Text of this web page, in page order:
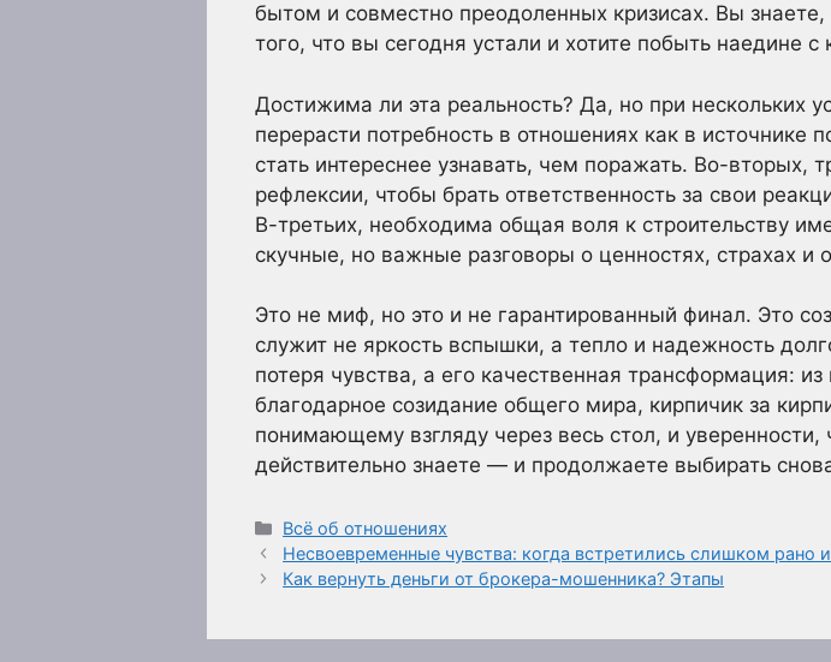
бытом и совместно преодоленных кризисах. Вы знаете,
того, что вы сегодня устали и хотите побыть наедине с
Достижима ли эта реальность? Да, но при нескольких
перерасти потребность в отношениях как в
стать интереснее узнавать, чем поражать. Во-вторых,
рефлексии, чтобы брать ответственность за свои
В-третьих, необходима общая воля к строительству
скучные, но важные разговоры о ценностях, страхах и
Это не миф, но это и не гарантированный финал. Это
служит не яркость вспышки, а тепло и надежность
потеря чувства, а его качественная трансформация:
благодарное созидание общего мира, кирпичик за
понимающему взгляду через весь стол, и
действительно знаете — и продолжаете выбирать
Рубрики
Всё об отношениях
Несвоевременные чувства: когда встретились слишком рано
Как вернуть деньги от брокера-мошенника? Этапы